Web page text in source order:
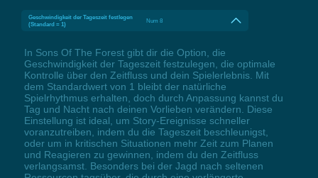
Geschwindigkeit der Tageszeit festlegen
(Standard = 1)
Num 8
In Sons Of The Forest gibt dir die Option, die
Geschwindigkeit der Tageszeit festzulegen, die optimale
Kontrolle über den Zeitfluss und dein Spielerlebnis. Mit
dem Standardwert von 1 bleibt der natürliche
Spielrhythmus erhalten, doch durch Anpassung kannst du
Tag und Nacht nach deinen Vorlieben verändern. Diese
Einstellung ist ideal, um Story-Ereignisse schneller
voranzutreiben, indem du die Tageszeit beschleunigst,
oder um in kritischen Situationen mehr Zeit zum Planen
und Reagieren zu gewinnen, indem du den Zeitfluss
verlangsamst. Besonders bei der Jagd nach seltenen